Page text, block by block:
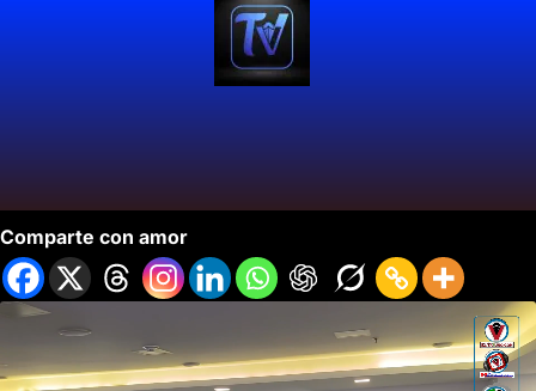
Comparte con amor